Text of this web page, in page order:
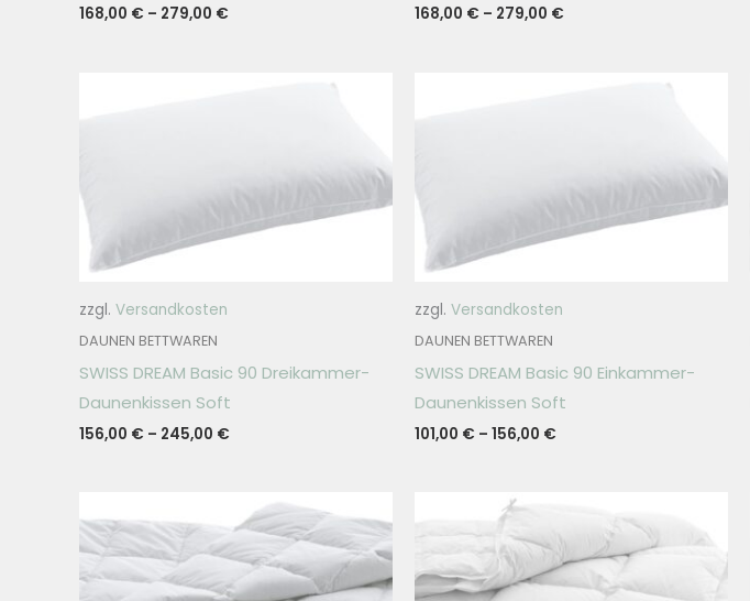
168,00 € – 279,00 € 168,00 € – 279,00 €
zzgl. Versandkosten
DAUNEN BETTWAREN
SWISS DREAM Basic 90 Dreikammer-
Daunenkissen Soft
156,00 € – 245,00 €
zzgl. Versandkosten
DAUNEN BETTWAREN
SWISS DREAM Basic 90 Einkammer-
Daunenkissen Soft
101,00 € – 156,00 €